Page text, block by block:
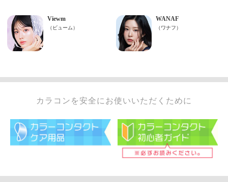
カラコンを安全にお使いいただくために